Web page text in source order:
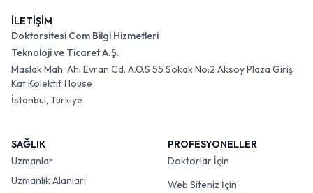
İLETİŞİM
Doktorsitesi Com Bilgi Hizmetleri
Teknoloji ve Ticaret A.Ş.
Maslak Mah. Ahi Evran Cd. A.O.S 55 Sokak No:2 Aksoy Plaza Giriş
Kat Kolektif House
İstanbul, Türkiye
SAĞLIK
Uzmanlar
Uzmanlık Alanları
PROFESYONELLER
Doktorlar İçin
Web Siteniz İçin